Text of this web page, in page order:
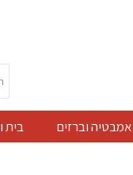
אמבטיה וברזים בית